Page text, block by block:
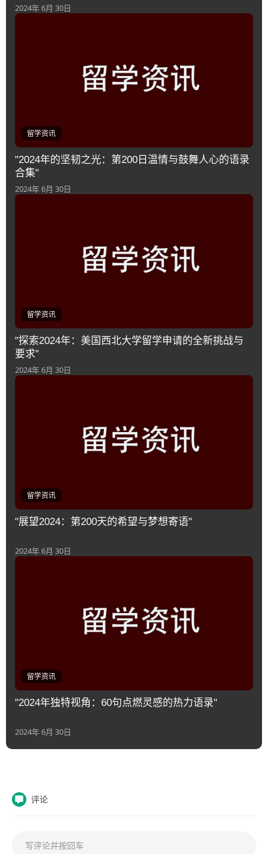
2024年 6月 30日
留学资讯
"2024年的坚韧之光：第200日温情与鼓舞人心的语录
合集"
2024年 6月 30日
留学资讯
"探索2024年：美国西北大学留学申请的全新挑战与
要求"
2024年 6月 30日
留学资讯
"展望2024：第200天的希望与梦想寄语"
2024年 6月 30日
留学资讯
"2024年独特视角：60句点燃灵感的热力语录"
2024年 6月 30日
评论